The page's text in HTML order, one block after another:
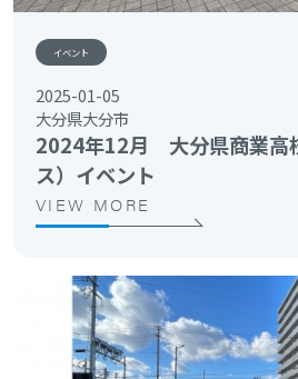
イベント
2025-01-05
大分県大分市
2024年12月 大分県商業高
ス）イベント
VIEW MORE